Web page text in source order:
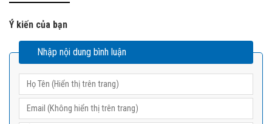
Ý kiến của bạn
Nhập nội dung bình luận